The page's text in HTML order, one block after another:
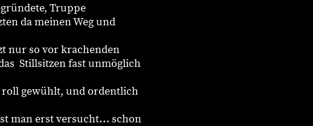
Truppe
da meinen Weg und
nur so vor krachenden
Stillsitzen fast unmöglich
roll gewühlt, und ordentlich
man erst versucht… schon